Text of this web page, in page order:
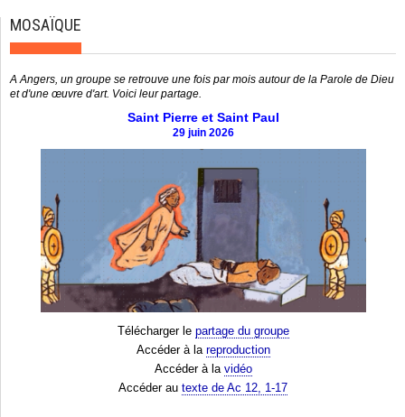
MOSAÏQUE
A Angers, un groupe se retrouve une fois par mois autour de la Parole de Dieu
et d'une œuvre d'art. Voici leur partage.
Saint Pierre et Saint Paul
29 juin 2026
Télécharger le partage du groupe
Accéder à la reproduction
Accéder à la vidéo
Accéder au texte de Ac 12, 1-17